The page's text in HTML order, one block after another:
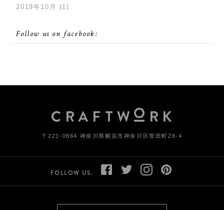
2019年10月
(1)
Follow us on facebook:
〒221-0864 神奈川県横浜市神奈川区菅田町28-4
FOLLOW US: